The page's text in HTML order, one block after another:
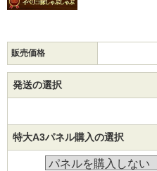
販売価格
発送の選択
特大A3パネル購入の選択